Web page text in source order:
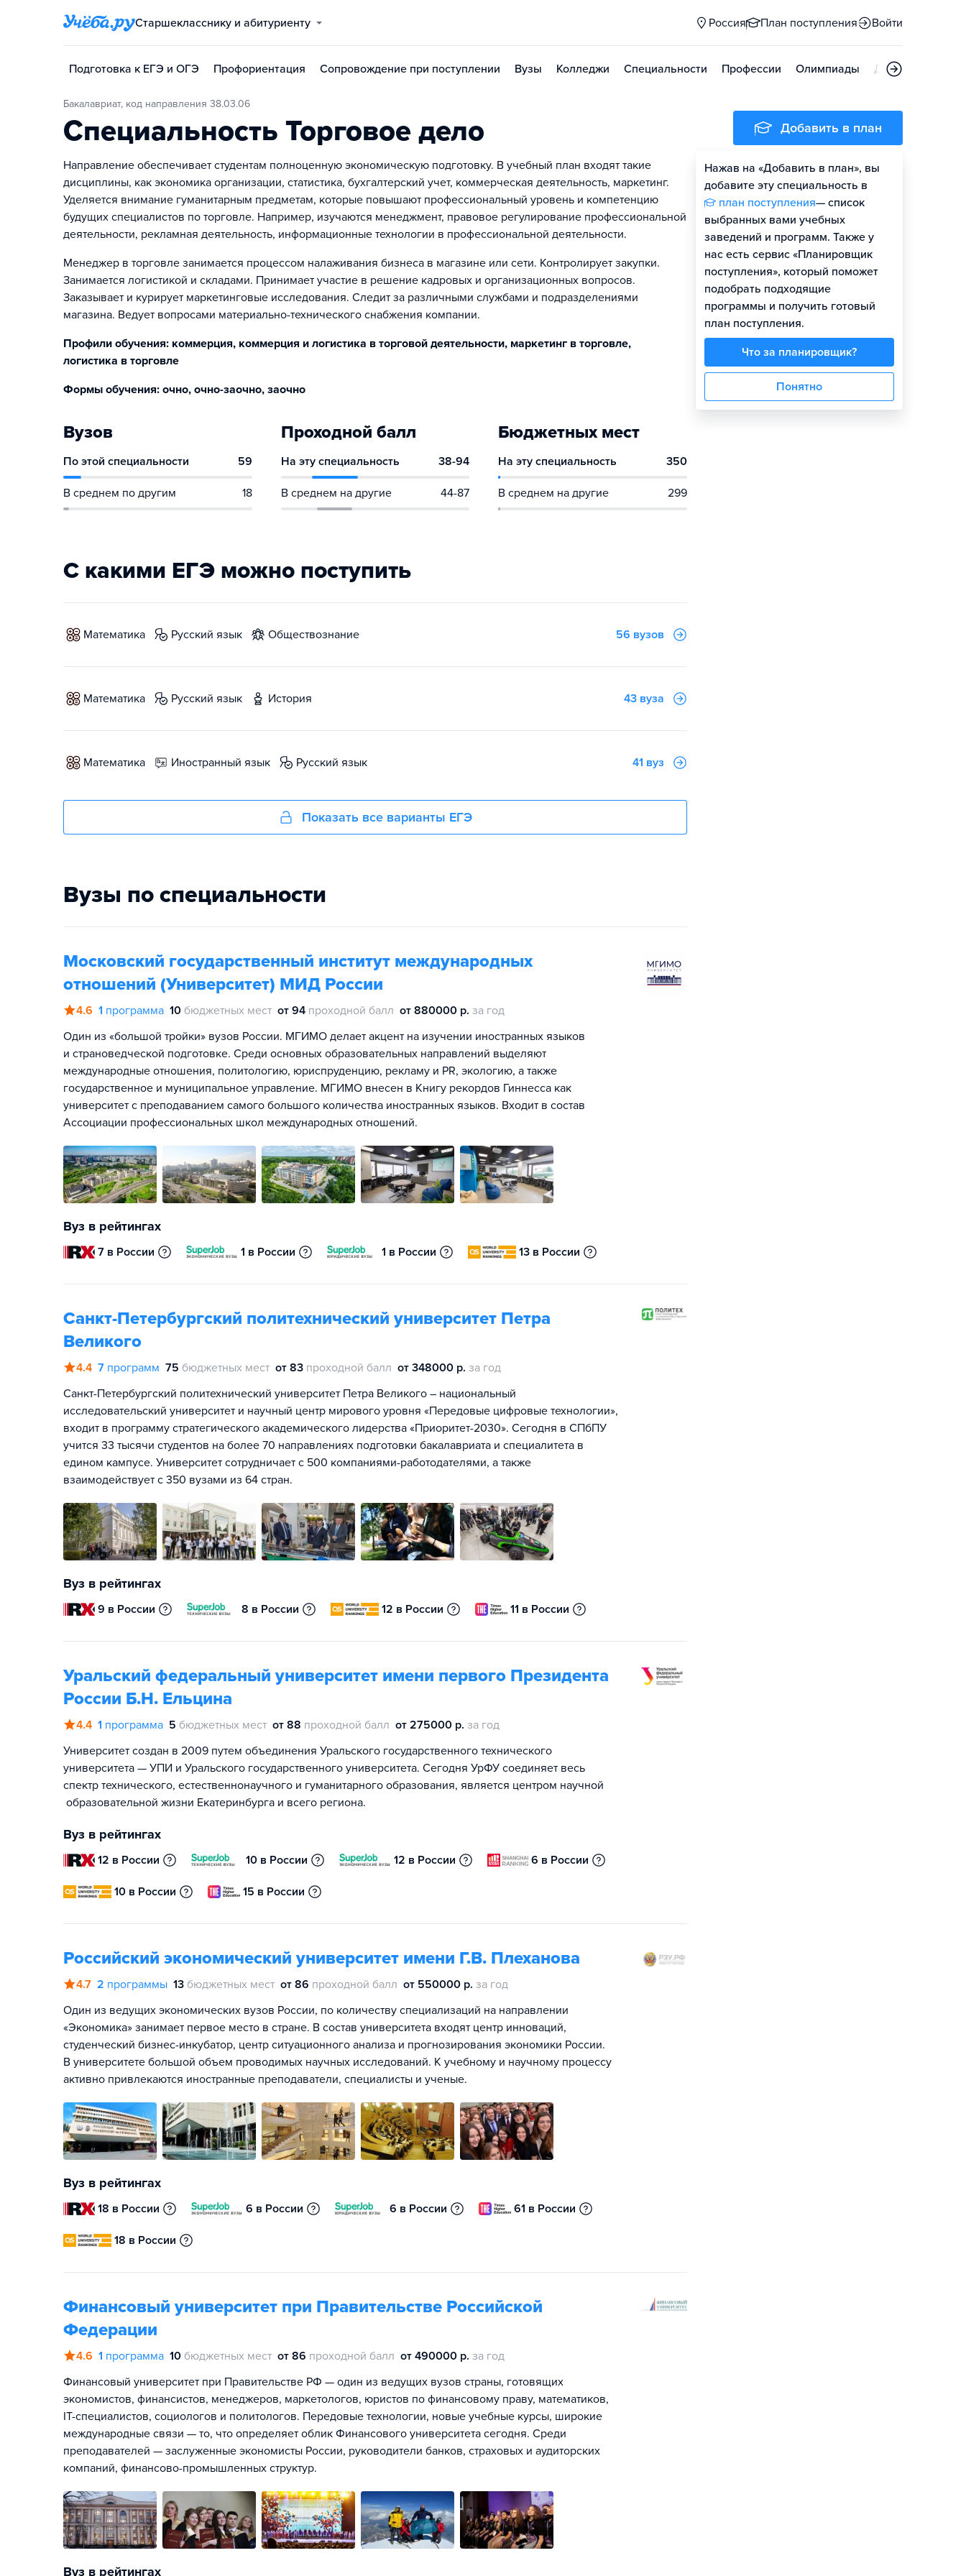
Старшекласснику и абитуриенту Россия План поступления Войти
Подготовка к ЕГЭ и ОГЭ Профориентация Сопровождение при поступлении Вузы Колледжи Специальности Профессии Олимпиады Дни открытых
Бакалавриат, код направления 38.03.06
Специальность Торговое дело
Направление обеспечивает студентам полноценную экономическую подготовку. В учебный план входят такие
дисциплины, как экономика организации, статистика, бухгалтерский учет, коммерческая деятельность, маркетинг.
Уделяется внимание гуманитарным предметам, которые повышают профессиональный уровень и компетенцию
будущих специалистов по торговле. Например, изучаются менеджмент, правовое регулирование профессиональной
деятельности, рекламная деятельность, информационные технологии в профессиональной деятельности.
Менеджер в торговле занимается процессом налаживания бизнеса в магазине или сети. Контролирует закупки.
Занимается логистикой и складами. Принимает участие в решение кадровых и организационных вопросов.
Заказывает и курирует маркетинговые исследования. Следит за различными службами и подразделениями
магазина. Ведует вопросами материально-технического снабжения компании.
Профили обучения: коммерция, коммерция и логистика в торговой деятельности, маркетинг в торговле,
логистика в торговле
Формы обучения: очно, очно-заочно, заочно
Вузов
По этой специальности 59
В среднем по другим 18
Проходной балл
На эту специальность 38-94
В среднем на другие 44-87
Бюджетных мест
На эту специальность 350
В среднем на другие 299
С какими ЕГЭ можно поступить
математика русский язык обществознание 56 вузов
математика русский язык история 43 вуза
математика иностранный язык русский язык 41 вуз
Показать все варианты ЕГЭ
Вузы по специальности
Московский государственный институт международных
отношений (Университет) МИД России
4.6 1 программа 10 бюджетных мест от 94 проходной балл от 880000 р. за год
Один из «большой тройки» вузов России. МГИМО делает акцент на изучении иностранных языков
и страноведческой подготовке. Среди основных образовательных направлений выделяют
международные отношения, политологию, юриспруденцию, рекламу и PR, экологию, а также
государственное и муниципальное управление. МГИМО внесен в Книгу рекордов Гиннесса как
университет с преподаванием самого большого количества иностранных языков. Входит в состав
Ассоциации профессиональных школ международных отношений.
Вуз в рейтингах
7 в России 1 в России 1 в России 13 в России
Санкт-Петербургский политехнический университет Петра
Великого
4.4 7 программ 75 бюджетных мест от 83 проходной балл от 348000 р. за год
Санкт-Петербургский политехнический университет Петра Великого – национальный
исследовательский университет и научный центр мирового уровня «Передовые цифровые технологии»,
входит в программу стратегического академического лидерства «Приоритет-2030». Сегодня в СПбПУ
учится 33 тысячи студентов на более 70 направлениях подготовки бакалавриата и специалитета в
едином кампусе. Университет сотрудничает с 500 компаниями-работодателями, а также
взаимодействует с 350 вузами из 64 стран.
Вуз в рейтингах
9 в России 8 в России 12 в России 11 в России
Уральский федеральный университет имени первого Президента
России Б.Н. Ельцина
4.4 1 программа 5 бюджетных мест от 88 проходной балл от 275000 р. за год
Университет создан в 2009 путем объединения Уральского государственного технического
университета — УПИ и Уральского государственного университета. Сегодня УрФУ соединяет весь
спектр технического, естественнонаучного и гуманитарного образования, является центром научной
образовательной жизни Екатеринбурга и всего региона.
Вуз в рейтингах
12 в России 10 в России 12 в России 6 в России
10 в России 15 в России
Российский экономический университет имени Г.В. Плеханова
4.7 2 программы 13 бюджетных мест от 86 проходной балл от 550000 р. за год
Один из ведущих экономических вузов России, по количеству специализаций на направлении
«Экономика» занимает первое место в стране. В состав университета входят центр инноваций,
студенческий бизнес-инкубатор, центр ситуационного анализа и прогнозирования экономики России.
В университете большой объем проводимых научных исследований. К учебному и научному процессу
активно привлекаются иностранные преподаватели, специалисты и ученые.
Вуз в рейтингах
18 в России 6 в России 6 в России 61 в России
18 в России
Финансовый университет при Правительстве Российской
Федерации
4.6 1 программа 10 бюджетных мест от 86 проходной балл от 490000 р. за год
Финансовый университет при Правительстве РФ — один из ведущих вузов страны, готовящих
экономистов, финансистов, менеджеров, маркетологов, юристов по финансовому праву, математиков,
IT-специалистов, социологов и политологов. Передовые технологии, новые учебные курсы, широкие
международные связи — то, что определяет облик Финансового университета сегодня. Среди
преподавателей — заслуженные экономисты России, руководители банков, страховых и аудиторских
компаний, финансово-промышленных структур.
Вуз в рейтингах
Добавить в план
Нажав на «Добавить в план», вы
добавите эту специальность в
план поступления— список
выбранных вами учебных
заведений и программ. Также у
нас есть сервис «Планировщик
поступления», который поможет
подобрать подходящие
программы и получить готовый
план поступления.
Что за планировщик?
Понятно